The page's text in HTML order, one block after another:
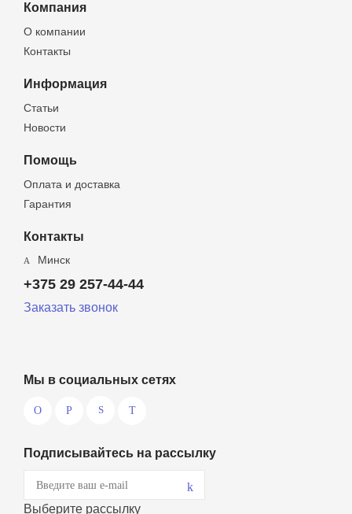
Компания
О компании
Контакты
Информация
Статьи
Новости
Помощь
Оплата и доставка
Гарантия
Контакты
Минск
+375 29 257-44-44
Заказать звонок
Мы в социальных сетях
Подписывайтесь на рассылку
Выберите рассылку